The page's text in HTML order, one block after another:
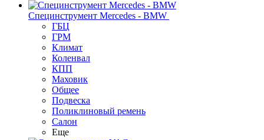
Специнструмент Mercedes - BMW
ГБЦ
ГРМ
Климат
Коленвал
КПП
Маховик
Общее
Подвеска
Поликлиновый ремень
Салон
Еще